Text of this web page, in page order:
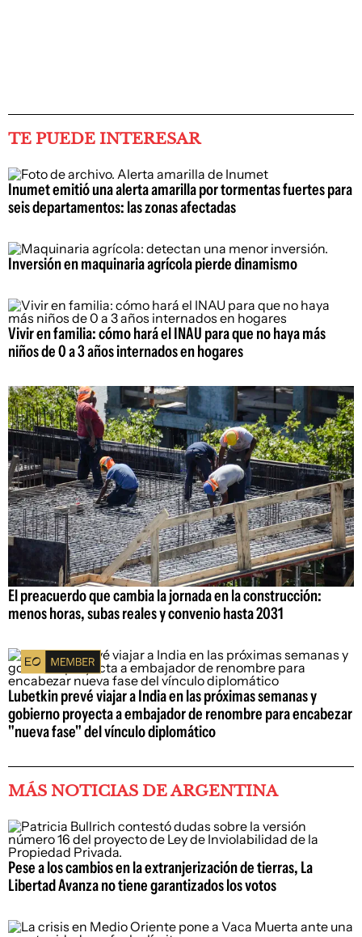
TE PUEDE INTERESAR
Inumet emitió una alerta amarilla por tormentas fuertes para
seis departamentos: las zonas afectadas
Inversión en maquinaria agrícola pierde dinamismo
Vivir en familia: cómo hará el INAU para que no haya más
niños de 0 a 3 años internados en hogares
El preacuerdo que cambia la jornada en la construcción:
menos horas, subas reales y convenio hasta 2031
Lubetkin prevé viajar a India en las próximas semanas y
gobierno proyecta a embajador de renombre para encabezar
"nueva fase" del vínculo diplomático
MÁS NOTICIAS DE ARGENTINA
Pese a los cambios en la extranjerización de tierras, La
Libertad Avanza no tiene garantizados los votos